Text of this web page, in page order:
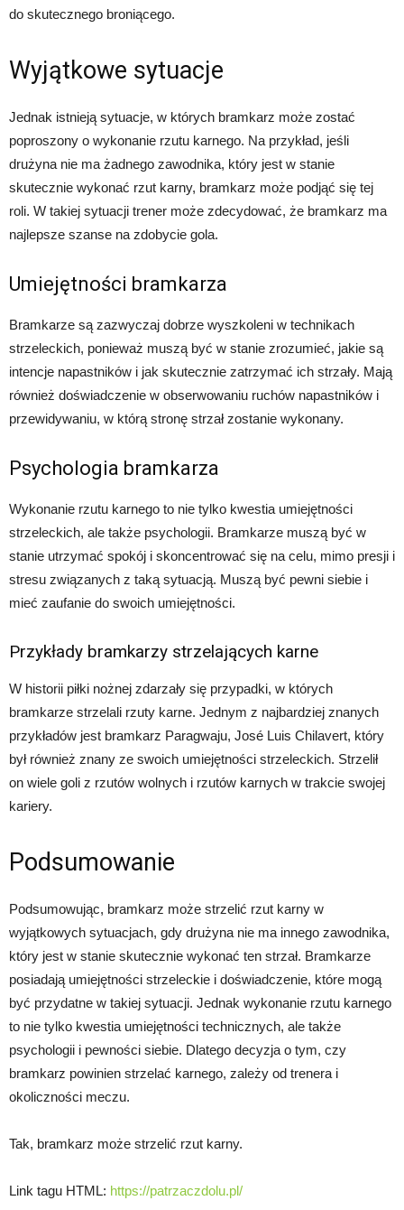
do skutecznego broniącego.
Wyjątkowe sytuacje
Jednak istnieją sytuacje, w których bramkarz może zostać
poproszony o wykonanie rzutu karnego. Na przykład, jeśli
drużyna nie ma żadnego zawodnika, który jest w stanie
skutecznie wykonać rzut karny, bramkarz może podjąć się tej
roli. W takiej sytuacji trener może zdecydować, że bramkarz ma
najlepsze szanse na zdobycie gola.
Umiejętności bramkarza
Bramkarze są zazwyczaj dobrze wyszkoleni w technikach
strzeleckich, ponieważ muszą być w stanie zrozumieć, jakie są
intencje napastników i jak skutecznie zatrzymać ich strzały. Mają
również doświadczenie w obserwowaniu ruchów napastników i
przewidywaniu, w którą stronę strzał zostanie wykonany.
Psychologia bramkarza
Wykonanie rzutu karnego to nie tylko kwestia umiejętności
strzeleckich, ale także psychologii. Bramkarze muszą być w
stanie utrzymać spokój i skoncentrować się na celu, mimo presji i
stresu związanych z taką sytuacją. Muszą być pewni siebie i
mieć zaufanie do swoich umiejętności.
Przykłady bramkarzy strzelających karne
W historii piłki nożnej zdarzały się przypadki, w których
bramkarze strzelali rzuty karne. Jednym z najbardziej znanych
przykładów jest bramkarz Paragwaju, José Luis Chilavert, który
był również znany ze swoich umiejętności strzeleckich. Strzelił
on wiele goli z rzutów wolnych i rzutów karnych w trakcie swojej
kariery.
Podsumowanie
Podsumowując, bramkarz może strzelić rzut karny w
wyjątkowych sytuacjach, gdy drużyna nie ma innego zawodnika,
który jest w stanie skutecznie wykonać ten strzał. Bramkarze
posiadają umiejętności strzeleckie i doświadczenie, które mogą
być przydatne w takiej sytuacji. Jednak wykonanie rzutu karnego
to nie tylko kwestia umiejętności technicznych, ale także
psychologii i pewności siebie. Dlatego decyzja o tym, czy
bramkarz powinien strzelać karnego, zależy od trenera i
okoliczności meczu.
Tak, bramkarz może strzelić rzut karny.
Link tagu HTML: https://patrzaczdolu.pl/